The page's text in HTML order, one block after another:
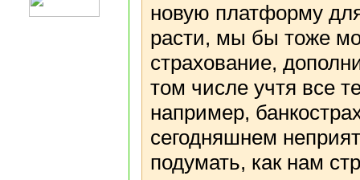
новую платформу
расти, мы бы тоже
страхование,
том числе учтя все
например,
сегодняшнем
подумать, как нам